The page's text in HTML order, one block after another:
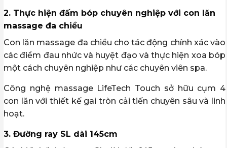
2. Thực hiện đấm bóp chuyên nghiệp với con lăn
massage đa chiều
Con lăn massage đa chiều cho tác động chính xác vào
các điểm đau nhức và huyệt đạo và thực hiện xoa bóp
một cách chuyên nghiệp như các chuyên viên spa.
Công nghệ massage LifeTech Touch sở hữu cụm 4
con lăn với thiết kế gai tròn cải tiến chuyên sâu và linh
hoạt.
3. Đường ray SL dài 145cm